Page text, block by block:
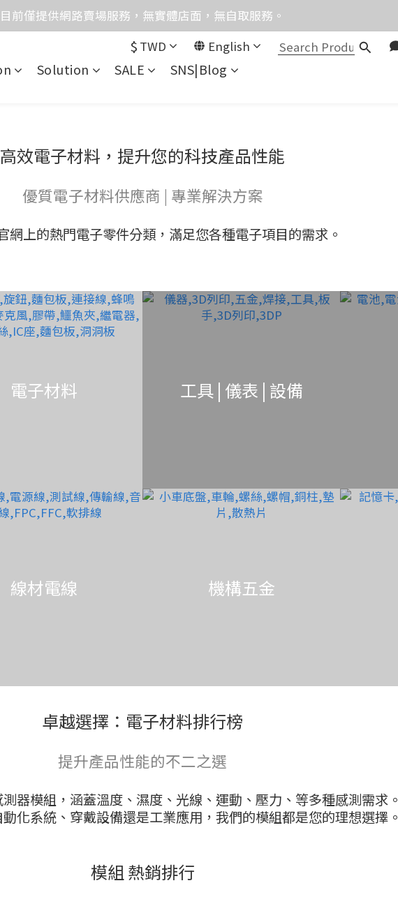
含稅，下單享優惠！歡迎大量採購，由專人提供專案報價。
目前僅提供網路賣場服務，無實體店面，無自取服務。
異常，暫時無法正常接聽來電，請改播0989250580或是0962083580
含稅，下單享優惠！歡迎大量採購，由專人提供專案報價。
$ TWD English
Solution SALE SNS|Blog
高效電子材料，提升您的科技產品性能
優質電子材料供應商 | 專業解決方案
網上的熱門電子零件分類，滿足您各種電子項目的需求。
電子材料 工具 | 儀表 | 設備
線材電線 機構五金
卓越選擇：電子材料排行榜
提升產品性能的不二之選
器模組，涵蓋溫度、濕度、光線、運動、壓力、等多種感測需求。
化系統、穿戴設備還是工業應用，我們的模組都是您的理想選擇。
模組 熱銷排行